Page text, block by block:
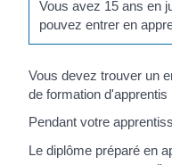
Vous avez 15 ans en
pouvez entrer en
Vous devez trouver un
de formation d'apprentis
Pendant votre
Le diplôme préparé en